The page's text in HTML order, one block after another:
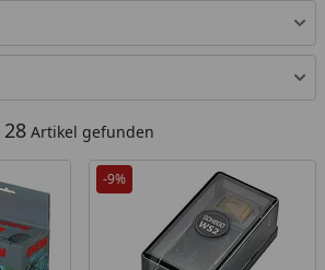
28 Artikel gefunden
-9%